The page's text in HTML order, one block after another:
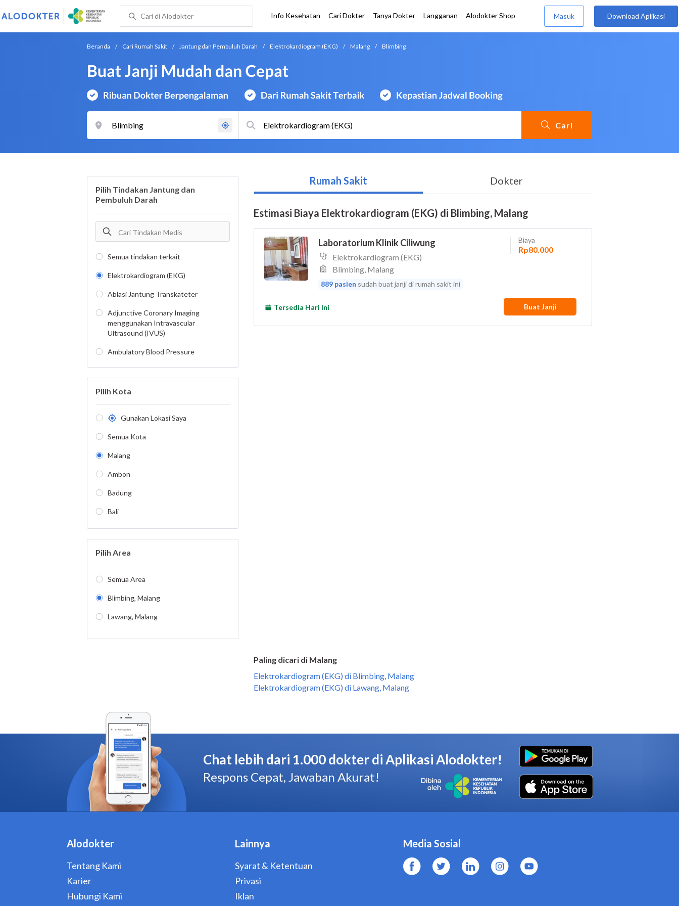
Paling dicari di Malang
Elektrokardiogram (EKG) di Blimbing, Malang
Elektrokardiogram (EKG) di Lawang, Malang